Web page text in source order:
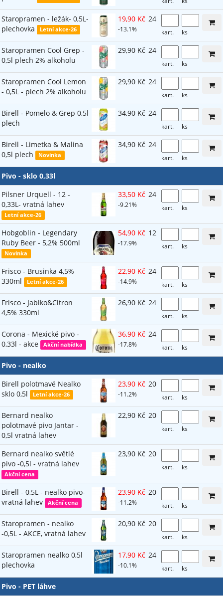
Staropramen - ležák- 0,5L-
plechovka
Letní akce-26
19,90 Kč
-13.1%
24
kart. ks
Staropramen Cool Grep -
0,5l plech 2% alkoholu
29,90 Kč 24
kart. ks
Staropramen Cool Lemon
- 0,5L - plech 2% alkoholu
29,90 Kč 24
kart. ks
Birell - Pomelo & Grep 0,5l
plech
34,90 Kč 24
kart. ks
Birell - Limetka & Malina
0,5l plech
Novinka
34,90 Kč 24
kart. ks
Pivo - sklo 0,33l
Pilsner Urquell - 12 -
0,33L- vratná lahev
Letní akce-26
33,50 Kč
-9.21%
24
kart. ks
Hobgoblin - Legendary
Ruby Beer - 5,2% 500ml
Novinka
54,90 Kč
-17.9%
12
kart. ks
Frisco - Brusinka 4,5%
330ml
Letní akce-26
22,90 Kč
-14.9%
24
kart. ks
Frisco - Jablko&Citron
4,5% 330ml
26,90 Kč 24
kart. ks
Corona - Mexické pivo -
0,33l - akce
Akční nabídka
36,90 Kč
-17.8%
24
kart. ks
Pivo - nealko
Birell polotmavé Nealko
sklo 0,5l
Letní akce-26
23,90 Kč
-11.2%
20
kart. ks
Bernard nealko
polotmavé pivo Jantar -
0,5l vratná lahev
22,90 Kč 20
kart. ks
Bernard nealko světlé
pivo -0,5l - vratná lahev
Akční cena
23,90 Kč 20
kart. ks
Birell - 0,5L - nealko pivo-
vratná lahev
Akční cena
23,90 Kč
-11.2%
20
kart. ks
Staropramen - nealko
-0,5L - AKCE, vratná lahev
20,90 Kč 20
kart. ks
Staropramen nealko 0,5l
plechovka
17,90 Kč
-10.1%
24
kart. ks
Pivo - PET láhve